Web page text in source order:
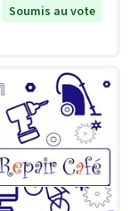
Soumis au vote